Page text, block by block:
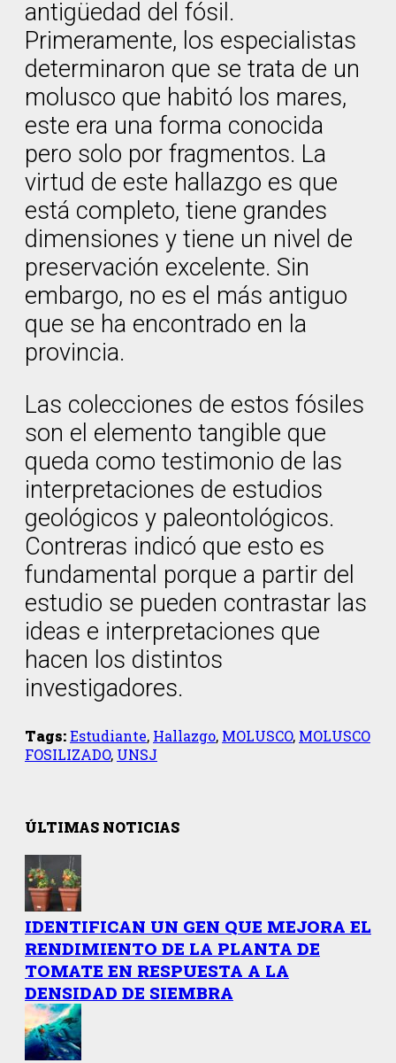
antigüedad del fósil.
Primeramente, los especialistas
determinaron que se trata de un
molusco que habitó los mares,
este era una forma conocida
pero solo por fragmentos. La
virtud de este hallazgo es que
está completo, tiene grandes
dimensiones y tiene un nivel de
preservación excelente. Sin
embargo, no es el más antiguo
que se ha encontrado en la
provincia.
Las colecciones de estos fósiles
son el elemento tangible que
queda como testimonio de las
interpretaciones de estudios
geológicos y paleontológicos.
Contreras indicó que esto es
fundamental porque a partir del
estudio se pueden contrastar las
ideas e interpretaciones que
hacen los distintos
investigadores.
Tags:Estudiante, Hallazgo, MOLUSCO, MOLUSCO
FOSILIZADO, UNSJ
ÚLTIMAS NOTICIAS
IDENTIFICAN UN GEN QUE MEJORA EL
RENDIMIENTO DE LA PLANTA DE
TOMATE EN RESPUESTA A LA
DENSIDAD DE SIEMBRA